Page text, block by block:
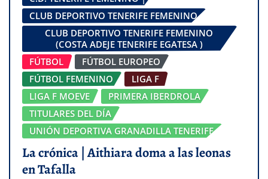
CLUB DEPORTIVO TENERIFE FEMENINO
CLUB DEPORTIVO TENERIFE FEMENINO
(COSTA ADEJE TENERIFE EGATESA )
FÚTBOL
FÚTBOL EUROPEO
FÚTBOL FEMENINO
LIGA F
LIGA F MOEVE
PRIMERA IBERDROLA
TITULARES DEL DÍA
UNIÓN DEPORTIVA GRANADILLA TENERIFE
La crónica | Aithiara doma a las leonas
en Tafalla